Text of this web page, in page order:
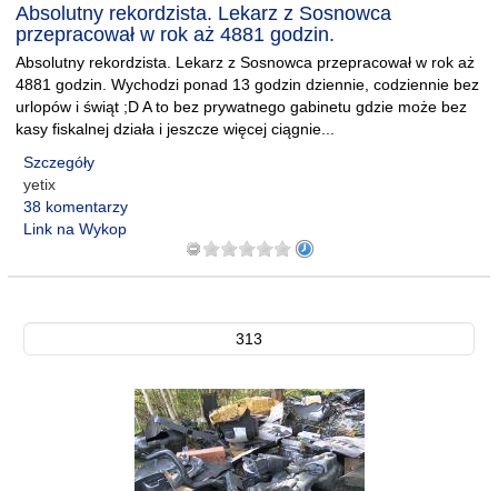
Absolutny rekordzista. Lekarz z Sosnowca
przepracował w rok aż 4881 godzin.
Absolutny rekordzista. Lekarz z Sosnowca przepracował w rok aż
4881 godzin. Wychodzi ponad 13 godzin dziennie, codziennie bez
urlopów i świąt ;D A to bez prywatnego gabinetu gdzie może bez
kasy fiskalnej działa i jeszcze więcej ciągnie...
Szczegóły
yetix
38 komentarzy
Link na Wykop
313